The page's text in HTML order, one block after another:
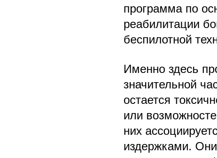
программа по
реабилитации
беспилотной
Именно здесь
значительной
остается
или
них
издержками.